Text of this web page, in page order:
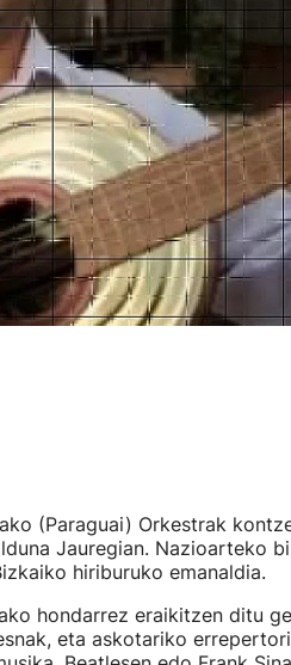
(Paraguai) Orkestrak
Jauregian. Nazioarteko
hiriburuko emanaldia.
hondarrez eraikitzen ditu
eta askotariko